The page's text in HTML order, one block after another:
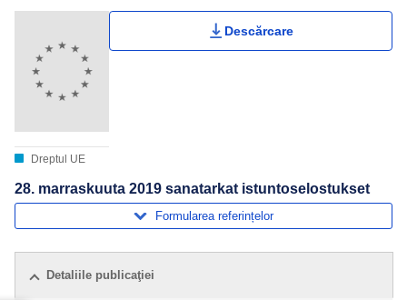
Dreptul UE
Descărcare
28. marraskuuta 2019 sanatarkat istuntoselostukset
Formularea referințelor
Detaliile publicaţiei